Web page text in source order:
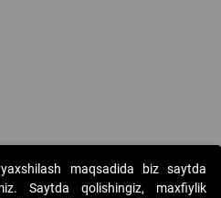
onlayn-auksionlarni tashkil etish"
maqsadida biz saytda
Saytda qolishingiz, maxfiylik